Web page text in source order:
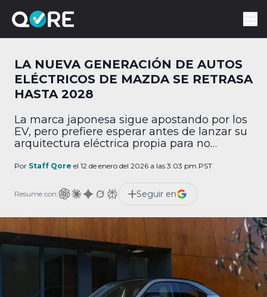
LA NUEVA GENERACIÓN DE AUTOS
ELÉCTRICOS DE MAZDA SE RETRASA
HASTA 2028
La marca japonesa sigue apostando por los
EV, pero prefiere esperar antes de lanzar su
arquitectura eléctrica propia para no
Por Staff Qore el 12 de enero del 2026 a las 3:03 pm PST
Resume con: Seguir en